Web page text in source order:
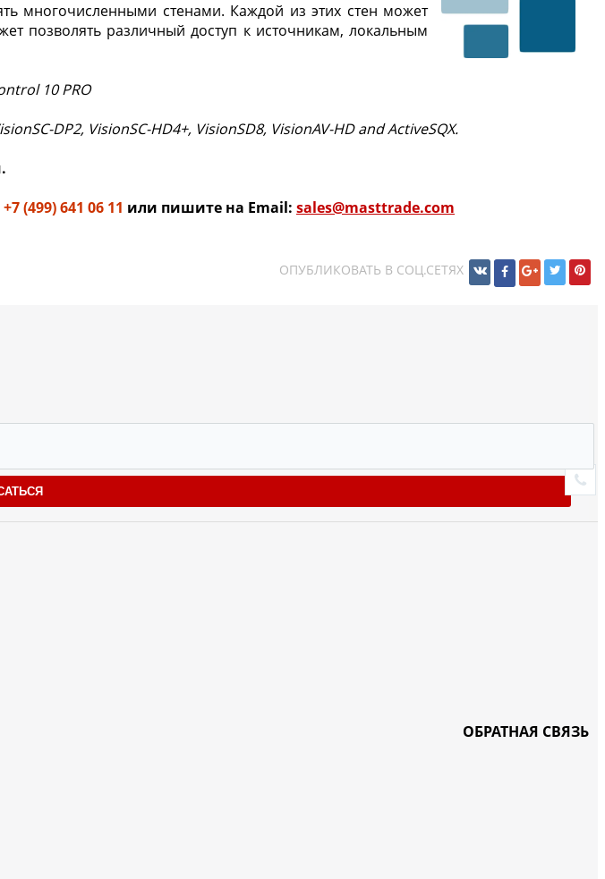
многочисленными стенами. Каждой из этих стен может
позволять различный доступ к источникам, локальным
10 PRO
DP2, VisionSC-HD4+, VisionSD8, VisionAV-HD and ActiveSQX.
+7 (499) 641 06 11 или пишите на Email: sales@masttrade.com
ОПУБЛИКОВАТЬ В СОЦ.СЕТЯХ
ОБРАТНАЯ СВЯЗЬ